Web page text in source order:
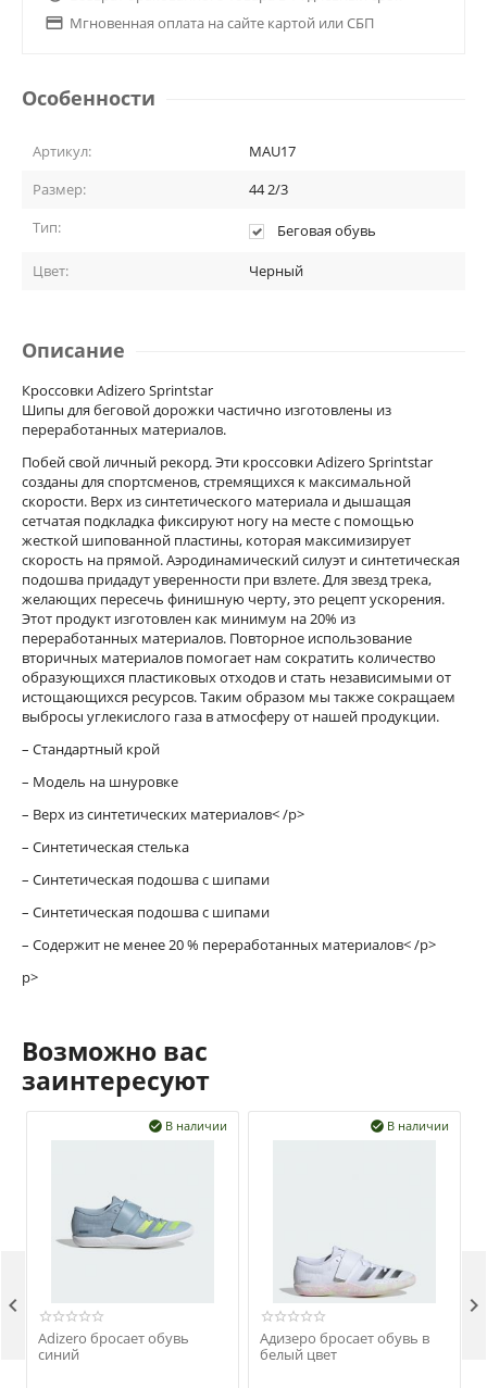
 Мгновенная оплата на сайте картой или СБП
Особенности
Артикул:
MAU17
Размер:
44 2/3
Тип:
Беговая обувь
Цвет: Черный
Описание
Кроссовки Adizero Sprintstar
Шипы для беговой дорожки частично изготовлены из
переработанных материалов.
Побей свой личный рекорд. Эти кроссовки Adizero Sprintstar
созданы для спортсменов, стремящихся к максимальной
скорости. Верх из синтетического материала и дышащая
сетчатая подкладка фиксируют ногу на месте с помощью
жесткой шипованной пластины, которая максимизирует
скорость на прямой. Аэродинамический силуэт и синтетическая
подошва придадут уверенности при взлете. Для звезд трека,
желающих пересечь финишную черту, это рецепт ускорения.
Этот продукт изготовлен как минимум на 20% из
переработанных материалов. Повторное использование
вторичных материалов помогает нам сократить количество
образующихся пластиковых отходов и стать независимыми от
истощающихся ресурсов. Таким образом мы также сокращаем
выбросы углекислого газа в атмосферу от нашей продукции.
– Стандартный крой
– Модель на шнуровке
– Верх из синтетических материалов< /p>
– Синтетическая стелька
– Синтетическая подошва с шипами
– Синтетическая подошва с шипами
– Содержит не менее 20 % переработанных материалов< /p>
р>
Возможно вас
заинтересуют
В наличии

Adizero бросает обувь
синий
В наличии

Адизеро бросает обувь в
белый цвет
 